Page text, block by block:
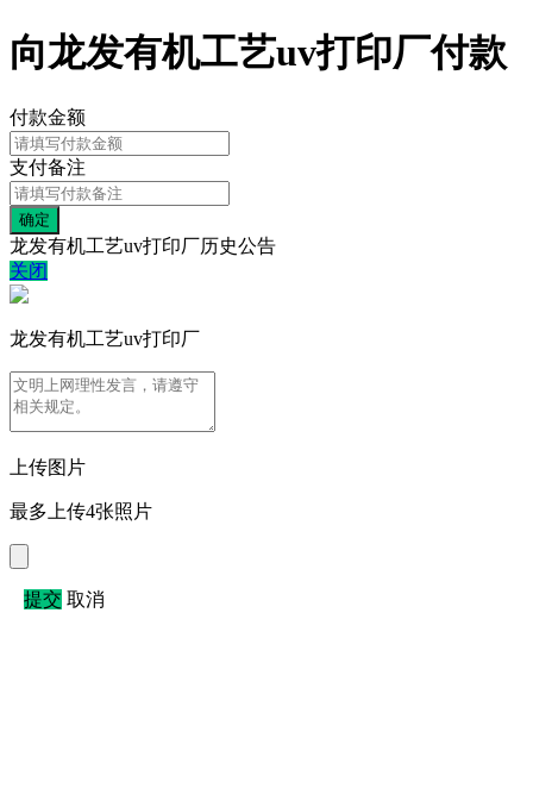
向龙发有机工艺uv打印厂付款
付款金额
支付备注
龙发有机工艺uv打印厂历史公告
关闭
龙发有机工艺uv打印厂
上传图片
最多上传4张照片
提交 取消